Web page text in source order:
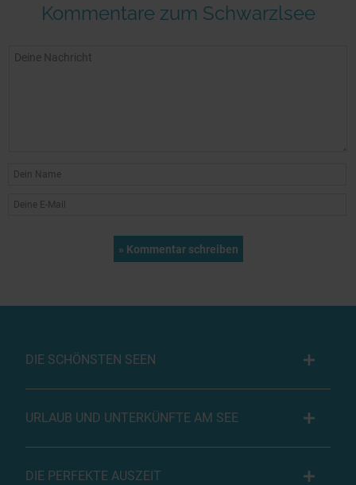
Kommentare zum Schwarzlsee
DIE SCHÖNSTEN SEEN
URLAUB UND UNTERKÜNFTE AM SEE
DIE PERFEKTE AUSZEIT